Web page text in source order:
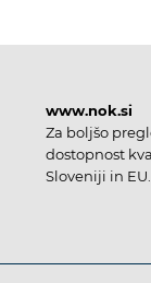
www.nok.si
Za boljšo
dostopnost
Sloveniji in EU.